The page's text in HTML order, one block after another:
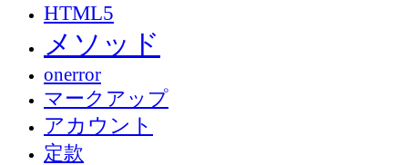
HTML5
メソッド
onerror
マークアップ
アカウント
定款